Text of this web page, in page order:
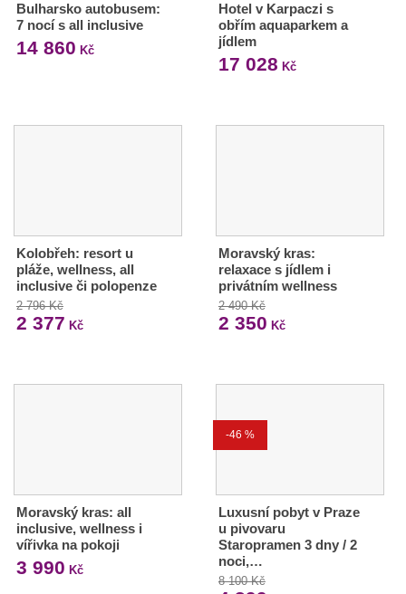
Bulharsko autobusem:
7 nocí s all inclusive
14 860 Kč
Hotel v Karpaczi s
obřím aquaparkem a
jídlem
17 028 Kč
Kolobřeh: resort u
pláže, wellness, all
inclusive či polopenze
2 796 Kč
2 377 Kč
Moravský kras:
relaxace s jídlem i
privátním wellness
2 490 Kč
2 350 Kč
Moravský kras: all
inclusive, wellness i
vířivka na pokoji
3 990 Kč
-46 %
Luxusní pobyt v Praze
u pivovaru
Staropramen 3 dny / 2
noci,…
8 100 Kč